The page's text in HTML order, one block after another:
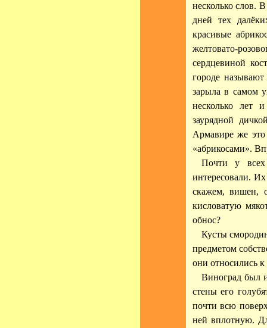
несколько слов.
дней тех
красивые
желтовато-
сердцевиной
городе
зарыла в самом
несколько лет
заурядной
Армавире же это
«абрикосами».
Почти у
интересовали.
скажем, вишен,
кисловатую
обнос?
Кусты
предметом
они относились
Виноград был
стены его
почти всю
ней вплотную.